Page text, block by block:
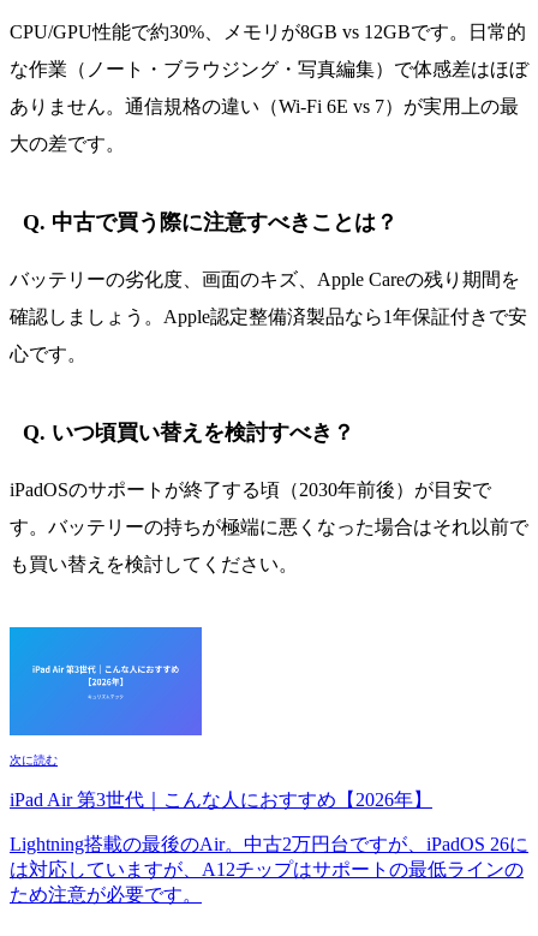
CPU/GPU性能で約30%、メモリが8GB vs 12GBです。日常的
な作業（ノート・ブラウジング・写真編集）で体感差はほぼ
ありません。通信規格の違い（Wi-Fi 6E vs 7）が実用上の最
大の差です。
Q. 中古で買う際に注意すべきことは？
バッテリーの劣化度、画面のキズ、Apple Careの残り期間を
確認しましょう。Apple認定整備済製品なら1年保証付きで安
心です。
Q. いつ頃買い替えを検討すべき？
iPadOSのサポートが終了する頃（2030年前後）が目安で
す。バッテリーの持ちが極端に悪くなった場合はそれ以前で
も買い替えを検討してください。
次に読む
iPad Air 第3世代｜こんな人におすすめ【2026年】
Lightning搭載の最後のAir。中古2万円台ですが、iPadOS 26に
は対応していますが、A12チップはサポートの最低ラインの
ため注意が必要です。